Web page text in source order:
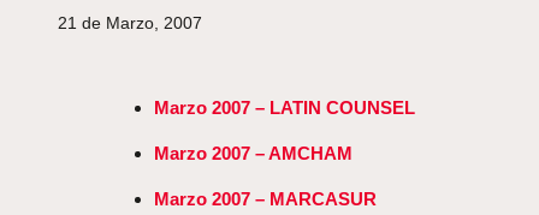
21 de Marzo, 2007
Marzo 2007 – LATIN COUNSEL
Marzo 2007 – AMCHAM
Marzo 2007 – MARCASUR